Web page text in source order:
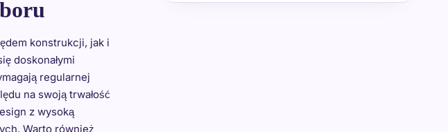
konstrukcji, jak i
doskonałymi
regularnej
na swoją trwałość
z wysoką
Warto również